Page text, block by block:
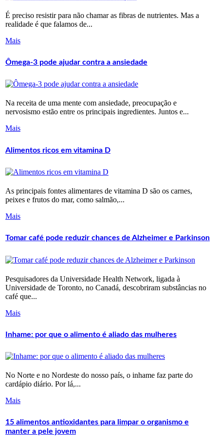
É preciso resistir para não chamar as fibras de nutrientes. Mas a
realidade é que falamos de...
Mais
Ômega-3 pode ajudar contra a ansiedade
Na receita de uma mente com ansiedade, preocupação e
nervosismo estão entre os principais ingredientes. Juntos e...
Mais
Alimentos ricos em vitamina D
As principais fontes alimentares de vitamina D são os carnes,
peixes e frutos do mar, como salmão,...
Mais
Tomar café pode reduzir chances de Alzheimer e Parkinson
Pesquisadores da Universidade Health Network, ligada à
Universidade de Toronto, no Canadá, descobriram substâncias no
café que...
Mais
Inhame: por que o alimento é aliado das mulheres
No Norte e no Nordeste do nosso país, o inhame faz parte do
cardápio diário. Por lá,...
Mais
15 alimentos antioxidantes para limpar o organismo e
manter a pele jovem